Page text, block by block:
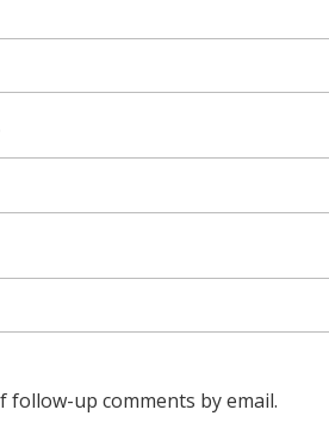
follow-up comments by email.